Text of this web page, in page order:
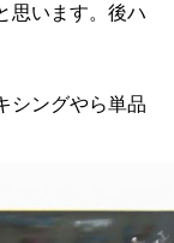
思います。後ハ
シングやら単品